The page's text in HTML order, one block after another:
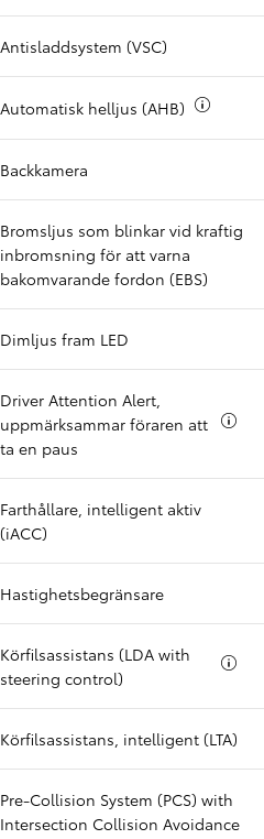
Antisladdsystem (VSC)
Automatisk helljus (AHB)
Backkamera
Bromsljus som blinkar vid kraftig
inbromsning för att varna
bakomvarande fordon (EBS)
Dimljus fram LED
Driver Attention Alert,
uppmärksammar föraren att
ta en paus
Farthållare, intelligent aktiv
(iACC)
Hastighetsbegränsare
Körfilsassistans (LDA with
steering control)
Körfilsassistans, intelligent (LTA)
Pre-Collision System (PCS) with
Intersection Collision Avoidance